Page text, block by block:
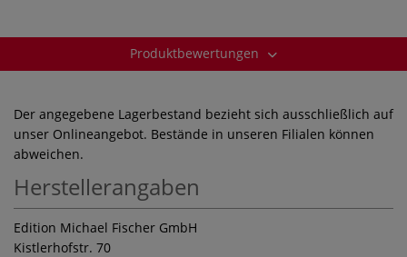
Produktbewertungen
Der angegebene Lagerbestand bezieht sich ausschließlich auf
unser Onlineangebot. Bestände in unseren Filialen können
abweichen.
Herstellerangaben
Edition Michael Fischer GmbH
Kistlerhofstr. 70